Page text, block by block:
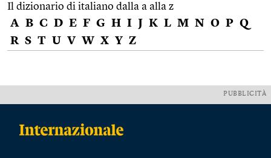
Il dizionario di italiano dalla a alla z
A B C D E F G H I J K L M N O P Q
R S T U V W X Y Z
PUBBLICITÀ